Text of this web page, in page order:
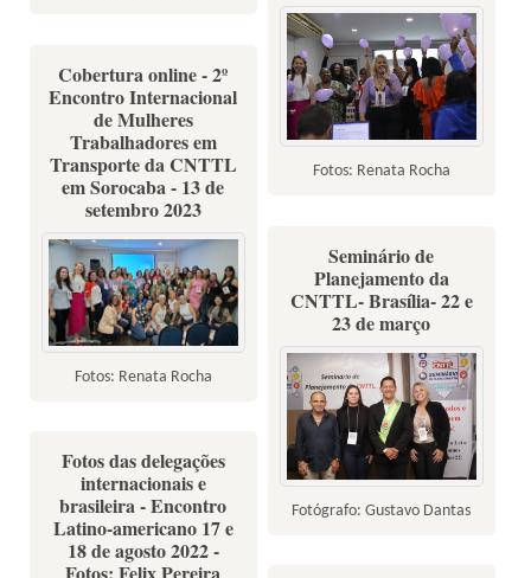
Fotos: Renata Rocha
Cobertura online - 2º
Encontro Internacional
de Mulheres
Trabalhadores em
Transporte da CNTTL
em Sorocaba - 13 de
setembro 2023
Fotos: Renata Rocha
Seminário de
Planejamento da
CNTTL- Brasília- 22 e
23 de março
Fotógrafo: Gustavo Dantas
Fotos das delegações
internacionais e
brasileira - Encontro
Latino-americano 17 e
18 de agosto 2022 -